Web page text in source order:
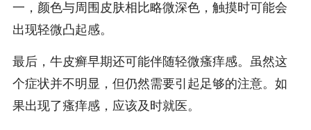
一，颜色与周围皮肤相比略微深色，触摸时可能会
出现轻微凸起感。
最后，牛皮癣早期还可能伴随轻微瘙痒感。虽然这
个症状并不明显，但仍然需要引起足够的注意。如
果出现了瘙痒感，应该及时就医。